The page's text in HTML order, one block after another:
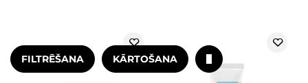
FILTRĒŠANA KĀRTOŠANA